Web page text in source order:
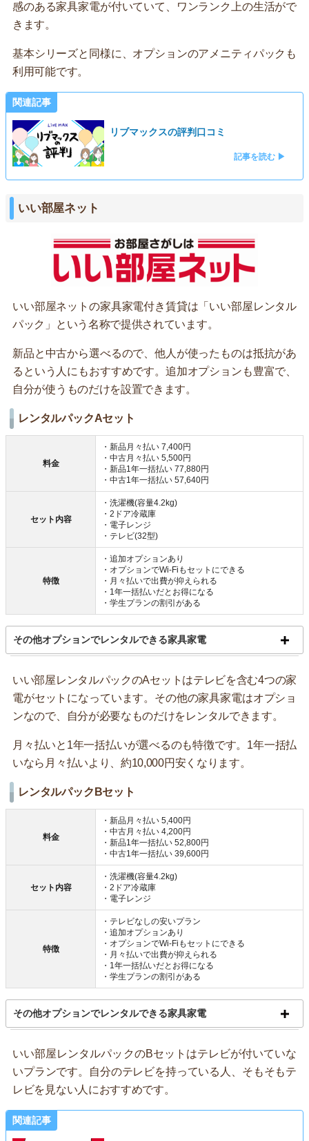
感のある家具家電が付いていて、ワンランク上の生活がで
きます。
基本シリーズと同様に、オプションのアメニティパックも
利用可能です。
関連記事
リブマックスの評判口コミ
記事を読む ▶
いい部屋ネット
いい部屋ネットの家具家電付き賃貸は「いい部屋レンタル
パック」という名称で提供されています。
新品と中古から選べるので、他人が使ったものは抵抗があ
るという人にもおすすめです。追加オプションも豊富で、
自分が使うものだけを設置できます。
レンタルパックAセット
料金
・新品月々払い 7,400円
・中古月々払い 5,500円
・新品1年一括払い 77,880円
・中古1年一括払い 57,640円
セット内容
・洗濯機(容量4.2kg)
・2ドア冷蔵庫
・電子レンジ
・テレビ(32型)
特徴
・追加オプションあり
・オプションでWi-Fiもセットにできる
・月々払いで出費が抑えられる
・1年一括払いだとお得になる
・学生プランの割引がある
その他オプションでレンタルできる家具家電
いい部屋レンタルパックのAセットはテレビを含む4つの家
電がセットになっています。その他の家具家電はオプショ
ンなので、自分が必要なものだけをレンタルできます。
月々払いと1年一括払いが選べるのも特徴です。1年一括払
いなら月々払いより、約10,000円安くなります。
レンタルパックBセット
料金
・新品月々払い 5,400円
・中古月々払い 4,200円
・新品1年一括払い 52,800円
・中古1年一括払い 39,600円
セット内容
・洗濯機(容量4.2kg)
・2ドア冷蔵庫
・電子レンジ
特徴
・テレビなしの安いプラン
・追加オプションあり
・オプションでWi-Fiもセットにできる
・月々払いで出費が抑えられる
・1年一括払いだとお得になる
・学生プランの割引がある
その他オプションでレンタルできる家具家電
いい部屋レンタルパックのBセットはテレビが付いていな
いプランです。自分のテレビを持っている人、そもそもテ
レビを見ない人におすすめです。
関連記事